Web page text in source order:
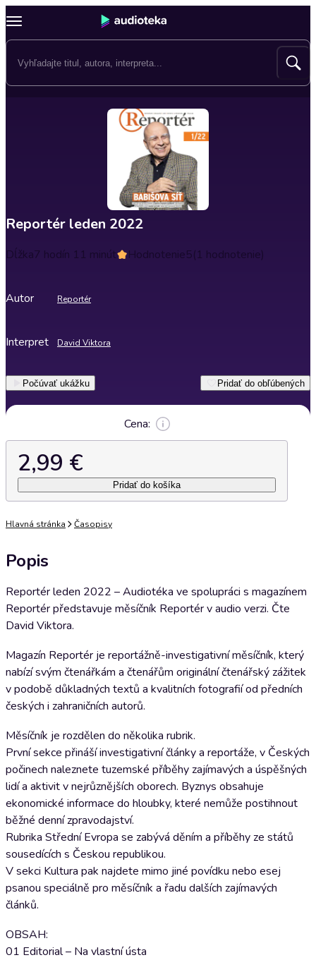
Reportér leden 2022
Dĺžka7 hodín 11 minút Hodnotenie5(1 hodnotenie)
Autor Reportér
Interpret David Viktora
Počúvať ukážku Pridať do obľúbených
Cena:
2,99 €
Pridať do košíka
Hlavná stránka Časopisy
Popis
Reportér leden 2022 – Audiotéka ve spolupráci s magazínem
Reportér představuje měsíčník Reportér v audio verzi. Čte
David Viktora.
Magazín Reportér je reportážně-investigativní měsíčník, který
nabízí svým čtenářkám a čtenářům originální čtenářský zážitek
v podobě důkladných textů a kvalitních fotografií od předních
českých i zahraničních autorů.
Měsíčník je rozdělen do několika rubrik.
První sekce přináší investigativní články a reportáže, v Českých
počinech naleznete tuzemské příběhy zajímavých a úspěšných
lidí a aktivit v nejrůznějších oborech. Byznys obsahuje
ekonomické informace do hloubky, které nemůže postihnout
běžné denní zpravodajství.
Rubrika Střední Evropa se zabývá děním a příběhy ze států
sousedících s Českou republikou.
V sekci Kultura pak najdete mimo jiné povídku nebo esej
psanou speciálně pro měsíčník a řadu dalších zajímavých
článků.
OBSAH:
01 Editorial – Na vlastní ústa